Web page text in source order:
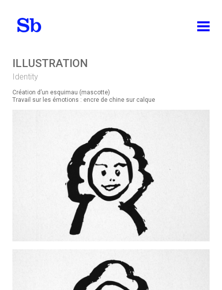
ALL
PACKAGING DESIGN
EDITION
BRAND DESIGN
WEB DESIGN
TEACHING
ILLUSTRATION
Identity
Création d’un esquimau (mascotte)
Travail sur les émotions : encre de chine sur calque